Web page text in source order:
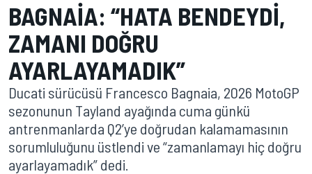
BAGNAIA: “HATA BENDEYDI,
ZAMANI DOĞRU
AYARLAYAMADIK”
Ducati sürücüsü Francesco Bagnaia, 2026 MotoGP
sezonunun Tayland ayağında cuma günkü
antrenmanlarda Q2’ye doğrudan kalamamasının
sorumluluğunu üstlendi ve “zamanlamayı hiç doğru
ayarlayamadık” dedi.